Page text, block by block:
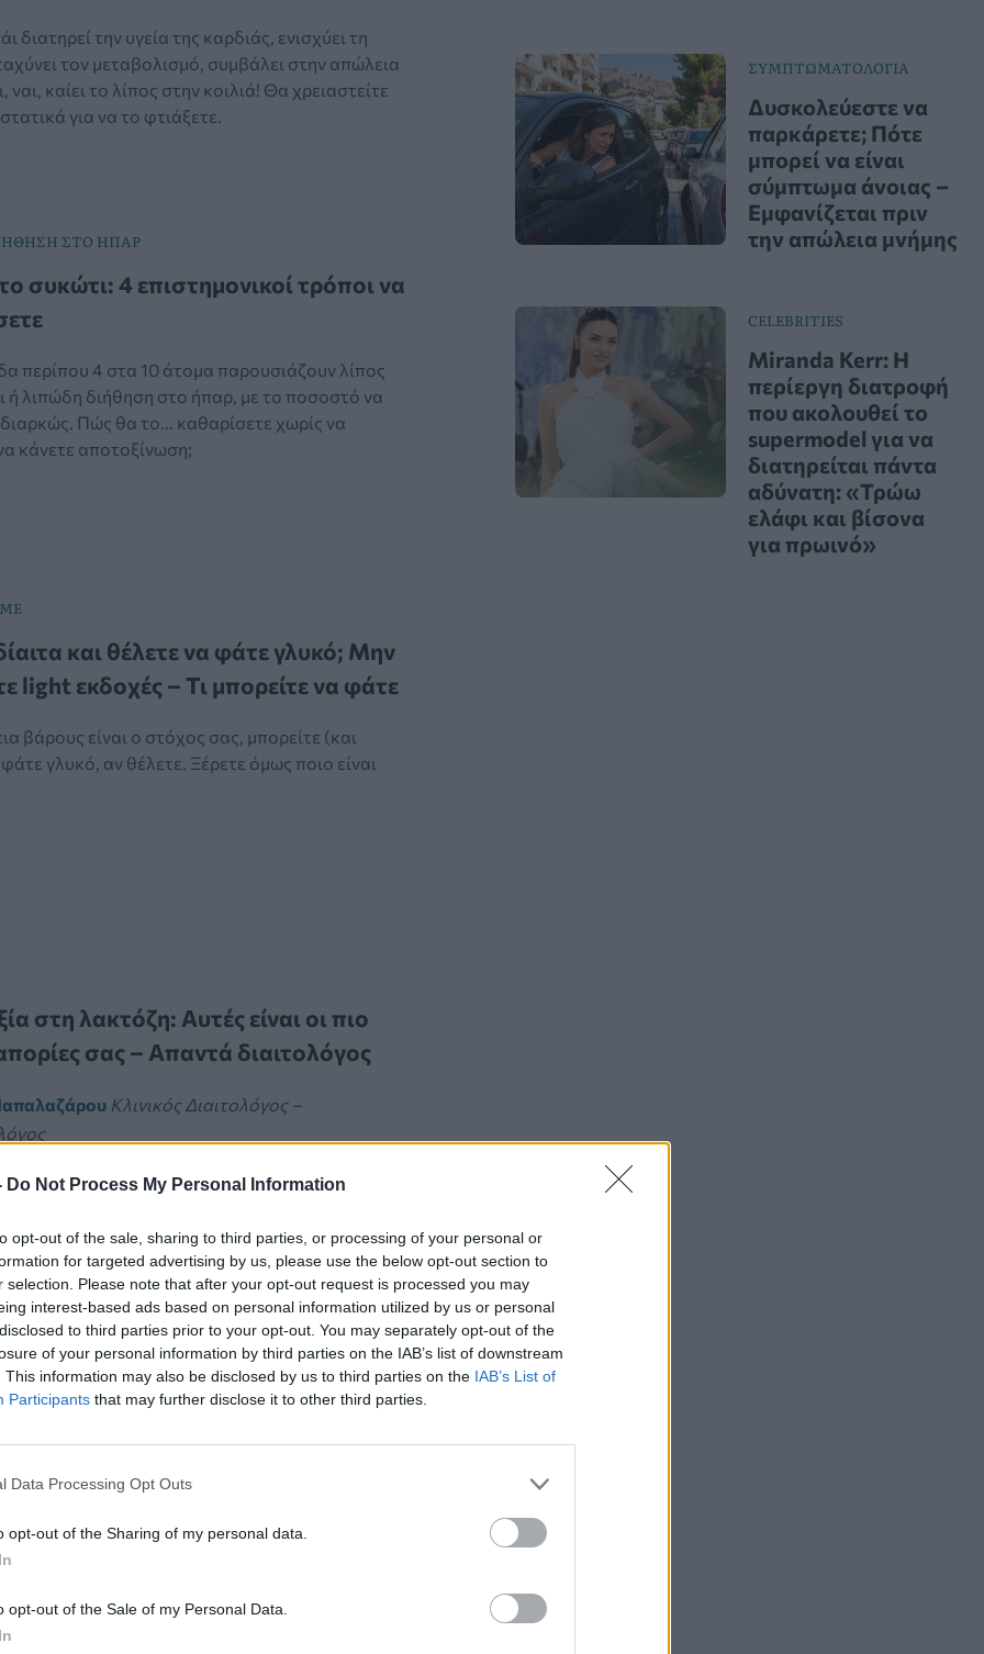
Do Not Process My Personal Information
opt-out of the sale, sharing to third parties, or processing of your personal or
for targeted advertising by us, please use the below opt-out section to
selection. Please note that after your opt-out request is processed you may
interest-based ads based on personal information utilized by us or personal
to third parties prior to your opt-out. You may separately opt-out of the
of your personal information by third parties on the IAB’s list of downstream
This information may also be disclosed by us to third parties on the IAB’s List of
Participants that may further disclose it to other third parties.
Data Processing Opt Outs
opt-out of the Sharing of my personal data.
opt-out of the Sale of my Personal Data.
διατηρεί την υγεία της καρδιάς, ενισχύει τη
τον μεταβολισμό, συμβάλει στην απώλεια
ναι, καίει το λίπος στην κοιλιά! Θα χρειαστείτε
για να το φτιάξετε.
ΣΤΟ ΗΠΑΡ
συκώτι: 4 επιστημονικοί τρόποι να
περίπου 4 στα 10 άτομα παρουσιάζουν λίπος
ή λιπώδη διήθηση στο ήπαρ, με το ποσοστό να
Πώς θα το... καθαρίσετε χωρίς να
κάνετε αποτοξίνωση;
και θέλετε να φάτε γλυκό; Μην
light εκδοχές – Τι μπορείτε να φάτε
βάρους είναι ο στόχος σας, μπορείτε (και
γλυκό, αν θέλετε. Ξέρετε όμως ποιο είναι
στη λακτόζη: Αυτές είναι οι πιο
σας – Απαντά διαιτολόγος
Κλινικός Διαιτολόγος –
γαλακτοκομικά προϊόντα, η οποία για να
ένα ένζυμο, τη λακτάση.
ΦΑΡΜΑΚΩΝ
γκρέιπφρουτ είναι επικίνδυνος-
νόστιμος, αρκετά υγιεινός και γεμάτος
και μέταλλα. Αλλά αν τον αναμείξτε με κάποια
να αποβεί θανατηφόρος.
ΣΥΜΠΤΩΜΑΤΟΛΟΓΙΑ
Δυσκολεύεστε να
παρκάρετε; Πότε
μπορεί να είναι
σύμπτωμα άνοιας –
Εμφανίζεται πριν
την απώλεια μνήμης
CELEBRITIES
Miranda Kerr: Η
περίεργη διατροφή
που ακολουθεί το
supermodel για να
διατηρείται πάντα
αδύνατη: «Τρώω
ελάφι και βίσονα
για πρωινό»